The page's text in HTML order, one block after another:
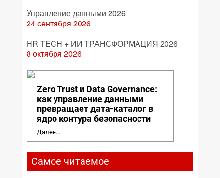
Управление данными 2026
24 сентября 2026
HR TECH + ИИ ТРАНСФОРМАЦИЯ 2026
8 октября 2026
Zero Trust и Data Governance:
как управление данными
превращает дата-каталог в
ядро контура безопасности
Далее...
Самое читаемое